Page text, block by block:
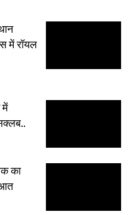
में रॉयल
में
का